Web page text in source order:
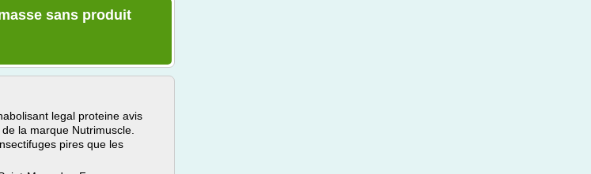
sans produit
legal proteine avis
la marque Nutrimuscle.
pires que les